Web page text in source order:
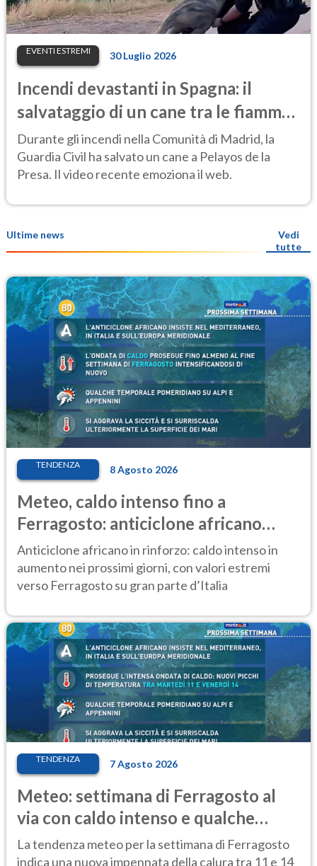
EVENTI ESTREMI 30 Luglio 2026
Incendi devastanti in Spagna: il
salvataggio di un cane tra le fiamme
emoziona il web
Durante gli incendi nella Comunità di Madrid, la
Guardia Civil ha salvato un cane a Pelayos de la
Presa. Il video recente emoziona il web.
Ultime news
Vedi
tutte
TENDENZA 8 Agosto 2026
Meteo, caldo intenso fino a
Ferragosto: anticiclone africano
ancora protagonista
Anticiclone africano in rinforzo: caldo intenso in
aumento nei prossimi giorni, con valori estremi
verso Ferragosto su gran parte d’Italia
TENDENZA 7 Agosto 2026
Meteo: settimana di Ferragosto al
via con caldo intenso e qualche
temporale
La tendenza meteo per la settimana di Ferragosto
indica una nuova impennata della calura tra 11 e 14